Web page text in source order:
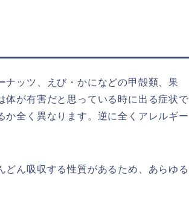
ナッツ、えび・かになどの甲殻類、果
体が有害だと思っている時に出る症状で
全く異なります。逆に全くアレルギー
ん吸収する性質があるため、あらゆる